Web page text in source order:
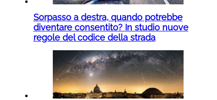
Sorpasso a destra, quando potrebbe
diventare consentito? In studio nuove
regole del codice della strada